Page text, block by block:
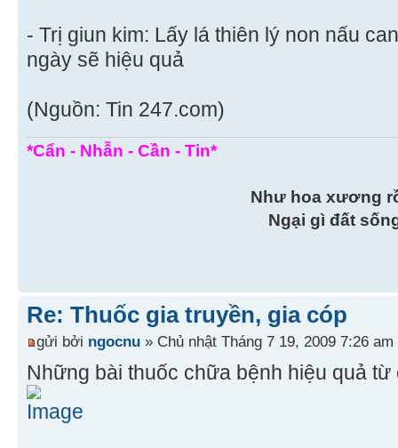
- Trị giun kim: Lấy lá thiên lý non nấu
ngày sẽ hiệu quả
(Nguồn: Tin 247.com)
*Cẩn - Nhẫn - Cần - Tin*
Như hoa xương
Ngại gì đất
Re: Thuốc gia truyền, gia cóp
gửi bởi ngocnu » Chủ nhật Tháng 7 19, 2009 7:26 am
Những bài thuốc chữa bệnh hiệu quả từ